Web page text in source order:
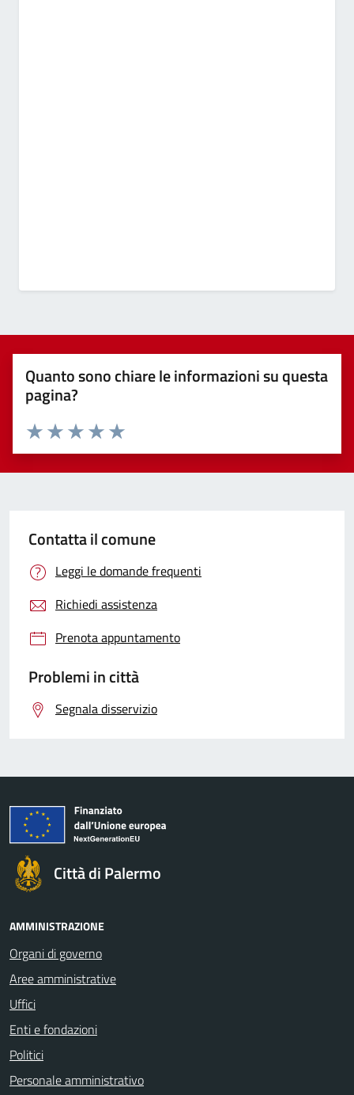
Quanto sono chiare le informazioni su questa
pagina?
Valuta 5 stelle su 5
Valuta 4 stelle su 5
Valuta 3 stelle su 5
Valuta 2 stelle su 5
Valuta 1 stelle su 5
Contatta il comune
Leggi le domande frequenti
Richiedi assistenza
Prenota appuntamento
Problemi in città
Segnala disservizio
Città di Palermo
AMMINISTRAZIONE
Organi di governo
Aree amministrative
Uffici
Enti e fondazioni
Politici
Personale amministrativo